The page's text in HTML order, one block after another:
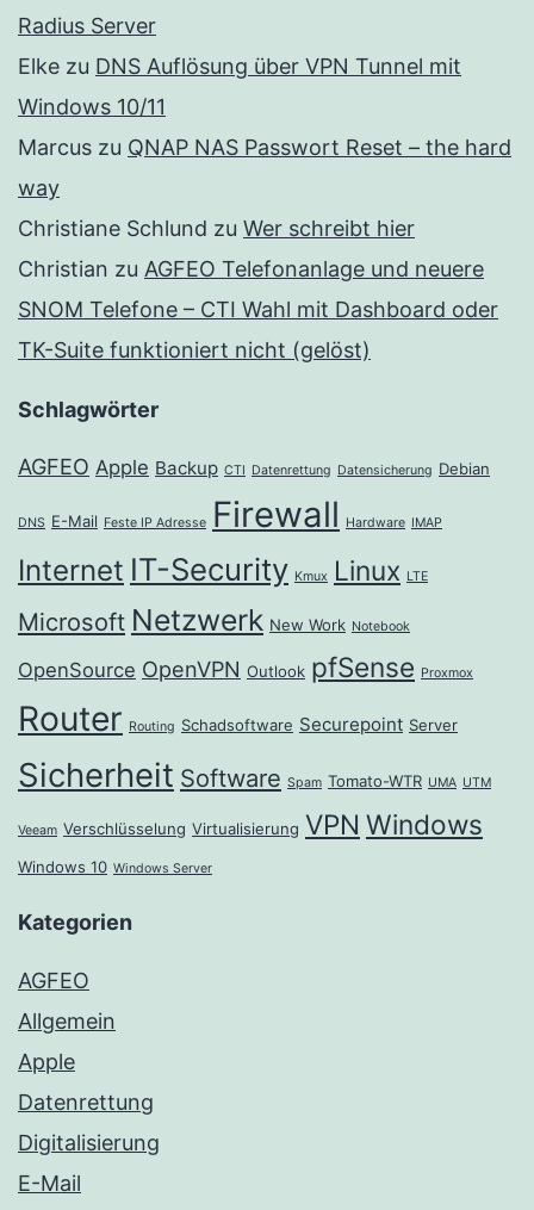
Radius Server
Elke zu DNS Auflösung über VPN Tunnel mit
Windows 10/11
Marcus zu QNAP NAS Passwort Reset – the hard
way
Christiane Schlund zu Wer schreibt hier
Christian zu AGFEO Telefonanlage und neuere
SNOM Telefone – CTI Wahl mit Dashboard oder
TK-Suite funktioniert nicht (gelöst)
Schlagwörter
AGFEO Apple Backup CTI Datenrettung Datensicherung Debian
DNS E-Mail Feste IP Adresse Firewall Hardware IMAP
Internet IT-Security Kmux Linux LTE
Microsoft Netzwerk New Work Notebook
OpenSource OpenVPN Outlook pfSense Proxmox
Router Routing Schadsoftware Securepoint Server
Sicherheit Software Spam Tomato-WTR UMA UTM
Veeam Verschlüsselung Virtualisierung VPN Windows
Windows 10 Windows Server
Kategorien
AGFEO
Allgemein
Apple
Datenrettung
Digitalisierung
E-Mail